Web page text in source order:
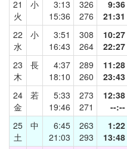
21
火
小
3:13
15:36
326
276
9:36
21:31
22
水
小
3:51
16:43
308
264
10:27
22:27
23
木
長
4:37
18:10
289
260
11:28
23:43
24
金
若
5:33
19:46
273
271
12:38
--:--
25
土
中
6:45
21:03
263
293
1:22
13:48